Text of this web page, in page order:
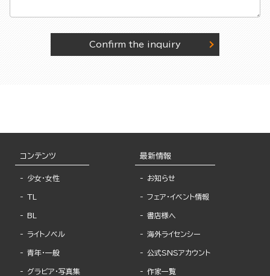
Confirm the inquiry
コンテンツ
少女・女性
TL
BL
ライトノベル
青年・一般
グラビア・写真集
最新情報
お知らせ
フェア・イベント情報
書店様へ
海外ライセンシー
公式SNSアカウント
作家一覧